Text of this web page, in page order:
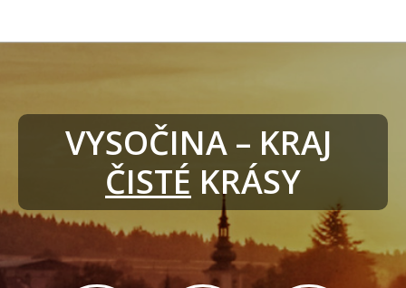
VYSOČINA – KRAJ
ČISTÉ KRÁSY